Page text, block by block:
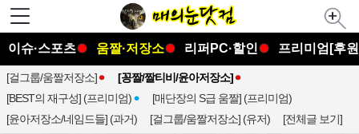
이슈·스포츠 움짤·저장소 리퍼PC·할인 프리미엄[후
[걸그룹/움짤저장소]
[꽁짤/짤티비/윤아저장소]
[BEST의 재구성] (프리미엄)
[매단장의 S급 움짤] (프리미엄)
[윤아저장소/네임드들] (과거)
[걸그룹/움짤저장소] (유저) [전체글 보기]